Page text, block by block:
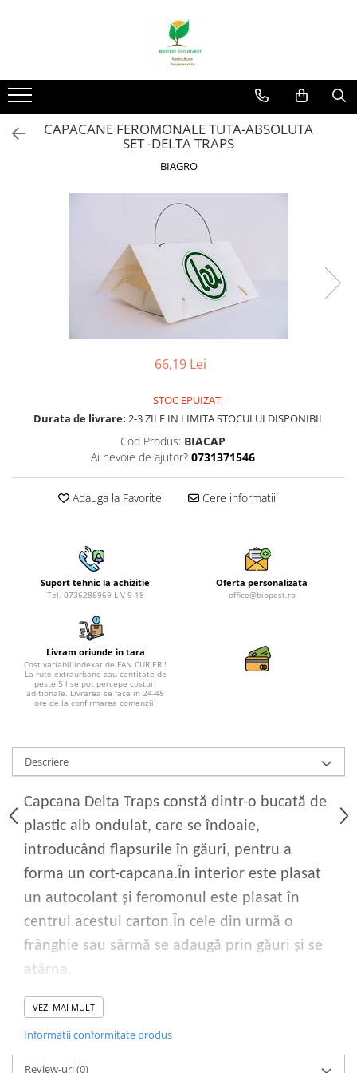
CAPACANE FEROMONALE TUTA-ABSOLUTA
SET -DELTA TRAPS
BIAGRO
66,19 Lei
STOC EPUIZAT
Durata de livrare: 2-3 ZILE IN LIMITA STOCULUI DISPONIBIL
Cod Produs: BIACAP
Ai nevoie de ajutor? 0731371546
Adauga la Favorite Cere informatii
Suport tehnic la achizitie
Tel. 0736286969 L-V 9-18
Oferta personalizata
office@biopest.ro
Livram oriunde in tara
Cost variabil indexat de FAN CURIER !
La rute extraurbane sau cantitate de
peste 5 l se pot percepe costuri
aditionale. Livrarea se face in 24-48
ore de la confirmarea comenzii!
Descriere
Capcana Delta Traps constă dintr-o bucată de
plastic alb ondulat, care se îndoaie,
introducând flapsurile în găuri, pentru a
forma un cort-capcana.În interior este plasat
un autocolant și feromonul este plasat în
centrul acestui carton.În cele din urmă o
frânghie sau sârmă se adaugă prin găuri și se
atârna.
Capcana rezistă la căldură și ploaie și poate
dura aproximativ două campanii
Densitatea capcanelor pentru monitorizarea
VEZI MAI MULT
Informatii conformitate produs
Review-uri(0)